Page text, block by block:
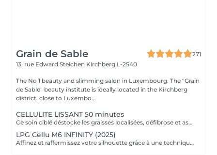
Grain de Sable
271
13, rue Edward Steichen Kirchberg L-2540
The No 1 beauty and slimming salon in Luxembourg. The "Grain
de Sable" beauty institute is ideally located in the Kirchberg
district, close to Luxembo...
CELLULITE LISSANT 50 minutes
Ce soin ciblé déstocke les graisses localisées, défibrose et assouplit les tissus pour traiter efficacement la cellulite adipeuse et fibreuse tout en procurant un grand moment de bien-être.
LPG Cellu M6 INFINITY (2025)
Affinez et raffermissez votre silhouette grâce à une technique de palper-rouler associée à un système d'aspiration. La dernière génération, le Cellu M6 INFINITY est un programme de soins basés sur la technique " Endermologie ", permettant de stimuler la circulation et les tissus de la peau en profondeur grâce à un système mécanique de palper-rouler. Associant confort et efficacité, cette technique, très proche d'un massage manuel, assouplit les tissus, améliore la circulation veineuse et lymphatique et permet une meilleure élimination des toxines. Les soins du corps Cellu M6 INFINITY permettent de : - déstocker les graisses - lisser la cellulite - raffermir la peau - retrouver des jambes légères